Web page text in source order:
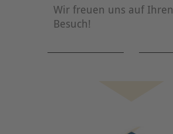
Wir freuen uns auf Ihren
Besuch!